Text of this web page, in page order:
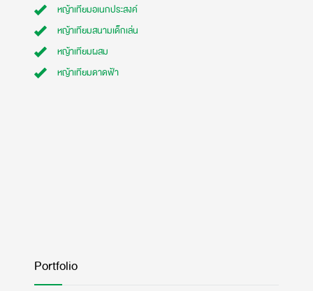
หญ้าเทียมอเนกประสงค์
หญ้าเทียมสนามเด็กเล่น
หญ้าเทียมผสม
หญ้าเทียมดาดฟ้า
Portfolio